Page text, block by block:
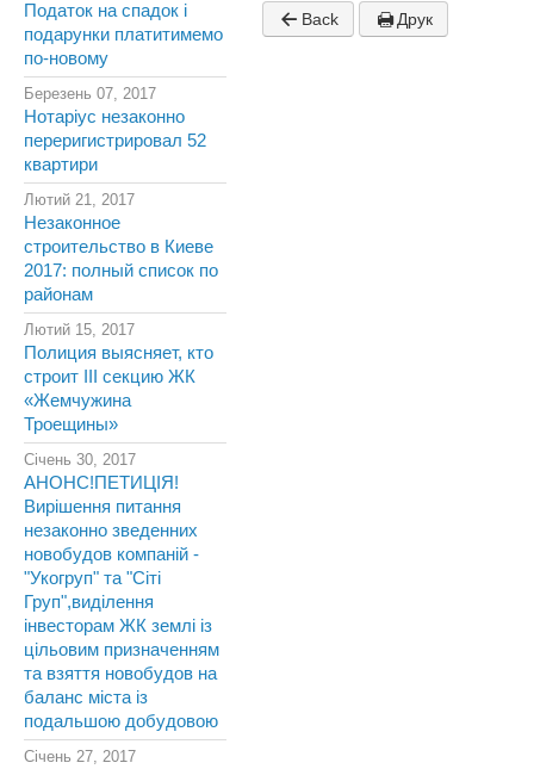
Податок на спадок і
подарунки платитимемо
по-новому
Березень 07, 2017
Нотаріус незаконно
переригистрировал 52
квартири
Лютий 21, 2017
Незаконное
строительство в Киеве
2017: полный список по
районам
Лютий 15, 2017
Полиция выясняет, кто
строит III секцию ЖК
«Жемчужина
Троещины»
Січень 30, 2017
АНОНС!ПЕТИЦІЯ!
Вирішення питання
незаконно зведенних
новобудов компаній -
"Укогруп" та "Сіті
Груп",виділення
інвесторам ЖК землі із
цільовим призначенням
та взяття новобудов на
баланс міста із
подальшою добудовою
Січень 27, 2017
Back Друк